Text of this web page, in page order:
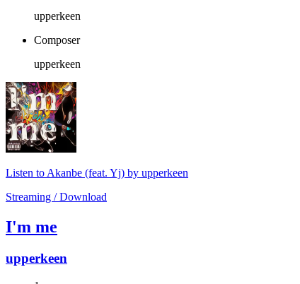
upperkeen
Composer
upperkeen
Listen to Akanbe (feat. Yj) by upperkeen
Streaming / Download
I'm me
upperkeen